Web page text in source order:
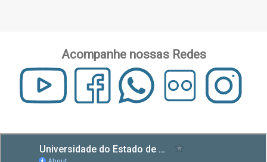
Acompanhe nossas Redes